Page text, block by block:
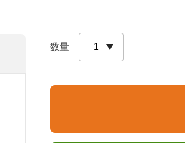
数量